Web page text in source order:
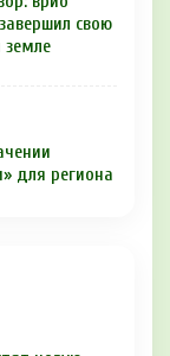
свою
земле
для региона